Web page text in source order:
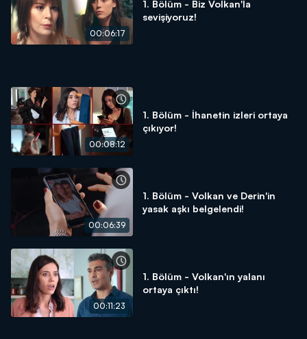
00:06:17
1. Bölüm - Biz Volkan'la
sevişiyoruz!
00:08:12
1. Bölüm - İhanetin izleri ortaya
çıkıyor!
00:06:39
1. Bölüm - Volkan ve Derin'in
yasak aşkı belgelendi!
00:11:23
1. Bölüm - Volkan'ın yalanı
ortaya çıktı!